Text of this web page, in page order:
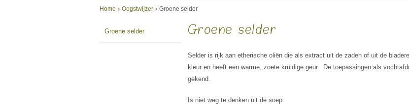
U bent hier
Home › Oogstwijzer › Groene selder
Groene selder Groene selder
Selder is rijk aan etherische oliën die als extract uit de zaden of uit de
kleur en heeft een warme, zoete kruidige geur. De toepassingen als
gekend.
Is niet weg te denken uit de soep.